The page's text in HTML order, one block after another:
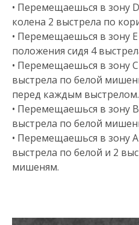
• Перемещаешься в зону
колена 2 выстрела по
• Перемещаешься в зону
положения сидя 4
• Перемещаешься в зону
выстрела по белой
перед каждым выстрелом.
• Перемещаешься в зону
выстрела по белой
• Перемещаешься в зону
выстрела по белой и 2
мишеням.